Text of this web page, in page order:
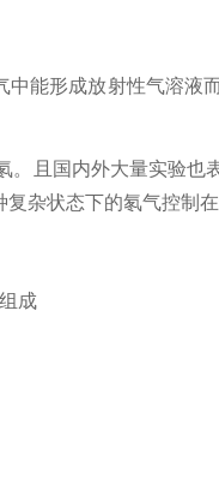
能形成放射性气溶
。且国内外大量实验
杂状态下的氡气控制在
成